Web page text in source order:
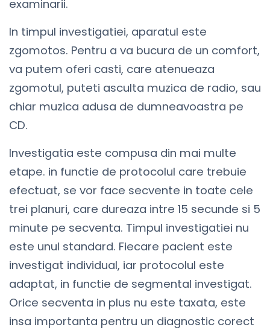
examinarii.
In timpul investigatiei, aparatul este
zgomotos. Pentru a va bucura de un comfort,
va putem oferi casti, care atenueaza
zgomotul, puteti asculta muzica de radio, sau
chiar muzica adusa de dumneavoastra pe
CD.
Investigatia este compusa din mai multe
etape. in functie de protocolul care trebuie
efectuat, se vor face secvente in toate cele
trei planuri, care dureaza intre 15 secunde si 5
minute pe secventa. Timpul investigatiei nu
este unul standard. Fiecare pacient este
investigat individual, iar protocolul este
adaptat, in functie de segmental investigat.
Orice secventa in plus nu este taxata, este
insa importanta pentru un diagnostic corect